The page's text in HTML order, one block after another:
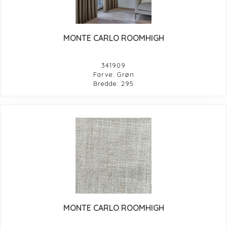
MONTE CARLO ROOMHIGH
341909
Farve: Grøn
Bredde: 295
MONTE CARLO ROOMHIGH